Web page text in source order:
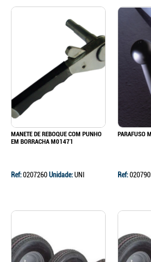
MANETE DE REBOQUE COM PUNHO
EM BORRACHA M01471
Ref:0207260Unidade:UNI
PARAFUSO
Ref: